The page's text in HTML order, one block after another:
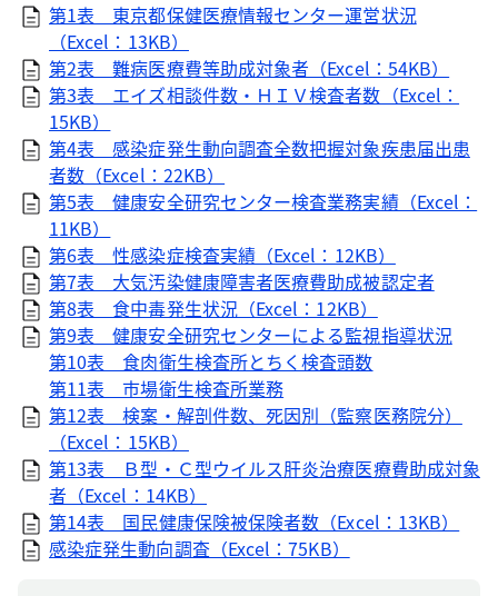
第1表 東京都保健医療情報センター運営状況
（Excel：13KB）
第2表 難病医療費等助成対象者（Excel：54KB）
第3表 エイズ相談件数・ＨＩＶ検査者数（Excel：
15KB）
第4表 感染症発生動向調査全数把握対象疾患届出患
者数（Excel：22KB）
第5表 健康安全研究センター検査業務実績（Excel：
11KB）
第6表 性感染症検査実績（Excel：12KB）
第7表 大気汚染健康障害者医療費助成被認定者
第8表 食中毒発生状況（Excel：12KB）
第9表 健康安全研究センターによる監視指導状況
第10表 食肉衛生検査所とちく検査頭数
第11表 市場衛生検査所業務
第12表 検案・解剖件数、死因別（監察医務院分）
（Excel：15KB）
第13表 Ｂ型・Ｃ型ウイルス肝炎治療医療費助成対象
者（Excel：14KB）
第14表 国民健康保険被保険者数（Excel：13KB）
感染症発生動向調査（Excel：75KB）